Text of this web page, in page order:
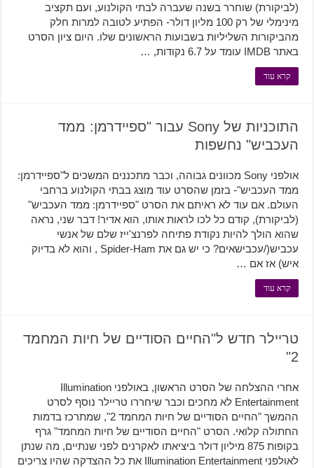
(לביקורת) שוחרר בשנה שעברה לבתי הקולנוע, ועם תקציב
מינימלי של רק 100 מליון דולר- הפתיע לטובה למרות חלק
מהביקורות השליליות בשבועות הראשונים שלו. היום ציון הסרט
באתר IMDB עומד על 6.7 נקודות, …
קרא עוד
התוכניות של Sony עבור "ספיידרמן: ממד
העכביש" נחשפות
אולפני Sony מכוונים גבוהה, וכבר מתכננים המשכים ל"ספיידרמן:
ממד העכביש"- בזמן שהסרט עוד מוצג בבתי הקולנוע ברחבי
העולם. אם עוד לא ראיתם את הסרט "ספיידרמן: ממד העכביש"
(לביקורת), קודם כל לכו לראות אותו, הוא אדיר! דבר שני, נראה
שהוא הולך להיות נקודת פתיחה לפרנצ'ייז שלם של אנשי
עכביש(/עכבישאים? כי יש גם את Spider-Ham , והוא לא בדיוק
איש) אז אם …
קרא עוד
טריילר חדש ל"החיים הסודיים של חיות המחמד
2"
אחרי ההצלחה של הסרט הראשון, באולפני Illumination
Entertainment לא מחכים וכבר שיחררו טריילר נוסף לסרט
ההמשך "החיים הסודיים של חיות המחמד 2", שמתרכז בדמות
החתולה קלואי. הסרט "החיים הסודיים של חיות המחמד" גרף
בקופות 875 מיליון דולר ביציאתו לאקרנים לפני שנתיים, מה שנתן
לאולפני Illumination Entertainment את כל ההצדקה שהיו צריכים